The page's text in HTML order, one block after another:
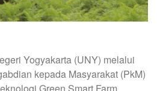
Yogyakarta (UNY) melalui
kepada Masyarakat (PkM)